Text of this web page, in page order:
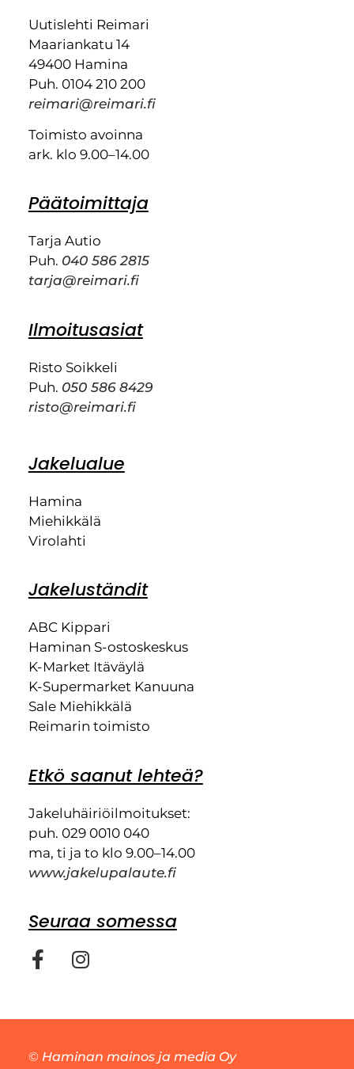
Uutislehti Reimari
Maariankatu 14
49400 Hamina
Puh. 0104 210 200
reimari@reimari.fi
Toimisto avoinna
ark. klo 9.00–14.00
Päätoimittaja
Tarja Autio
Puh. 040 586 2815
tarja@reimari.fi
Ilmoitusasiat
Risto Soikkeli
Puh. 050 586 8429
risto@reimari.fi
Jakelualue
Hamina
Miehikkälä
Virolahti
Jakeluständit
ABC Kippari
Haminan S-ostoskeskus
K-Market Itäväylä
K-Supermarket Kanuuna
Sale Miehikkälä
Reimarin toimisto
Etkö saanut lehteä?
Jakeluhäiriöilmoitukset:
puh. 029 0010 040
ma, ti ja to klo 9.00–14.00
www.jakelupalaute.fi
Seuraa somessa
© Haminan mainos ja media Oy